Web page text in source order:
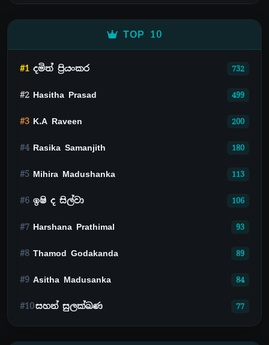
TOP 10
#1 දමිත් ප්‍රියංකර 732
#2 Hasitha Prasad 499
#3 K.A Raveen 200
#4 Rasika Samanjith 180
#5 Mihira Madushanka 113
#6 ඉෂි ද සිල්වා 106
#7 Harshana Prathimal 93
#8 Thamod Godakanda 89
#9 Asitha Madusanka 84
#10සහන් සුලක්ඛණ 77